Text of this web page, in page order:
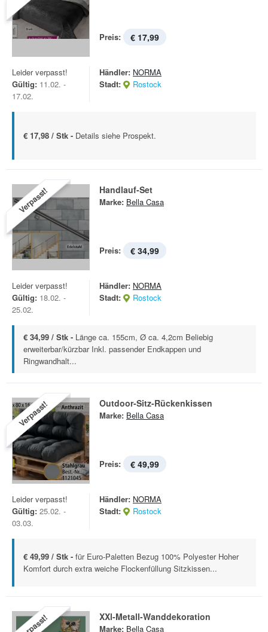
Preis: € 17,99
Leider verpasst!
Gültig: 11.02. -
17.02.
Händler: NORMA
Stadt:
Rostock
€ 17,98 / Stk - Details siehe Prospekt.
Verpasst! Handlauf-Set
Marke: Bella Casa
Preis: € 34,99
Leider verpasst!
Gültig: 18.02. -
25.02.
Händler: NORMA
Stadt:
Rostock
€ 34,99 / Stk - Länge ca. 155cm, Ø ca. 4,2cm Beliebig
erweiterbar/kürzbar Inkl. passender Endkappen und
Ringwandhalt...
Verpasst! Outdoor-Sitz-Rückenkissen
Marke: Bella Casa
Preis: € 49,99
Leider verpasst!
Gültig: 25.02. -
03.03.
Händler: NORMA
Stadt:
Rostock
€ 49,99 / Stk - für Euro-Paletten Bezug 100% Polyester Hoher
Komfort durch extra weiche Flockenfüllung Sitzkissen...
XXl-Metall-Wanddekoration
Marke: Bella Casa